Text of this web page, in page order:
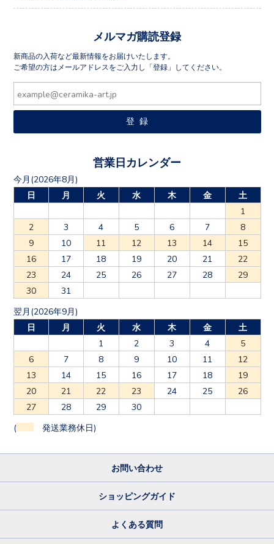
メルマガ購読登録
新商品の入荷など最新情報をお届けいたします。
ご希望の方はメールアドレスをご入力し「登録」してください。
営業日カレンダー
今月(2026年8月)
日
月 火 水 木 金
土
1
2
3 4 5 6 7
8
9
10 11 12 13 14
15
16
17 18 19 20 21
22
23
24 25 26 27 28
29
30
31
翌月(2026年9月)
日
月 火 水 木 金
土
1
2 3 4
5
6
7 8 9 10 11
12
13
14 15 16 17 18
19
20
21 22 23 24 25
26
27
28 29 30
( 発送業務休日)
お問い合わせ
ショッピングガイド
よくある質問